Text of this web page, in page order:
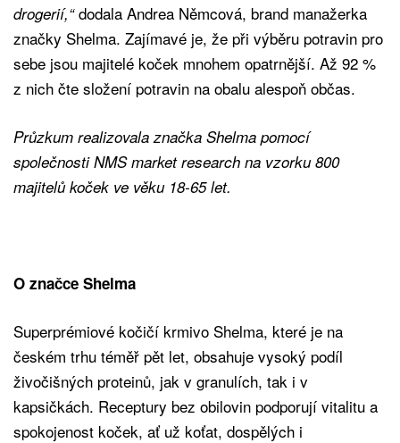
drogerií,“dodala Andrea Němcová, brand manažerka
značky Shelma. Zajímavé je, že při výběru potravin pro
sebe jsou majitelé koček mnohem opatrnější. Až 92 %
z nich čte složení potravin na obalu alespoň občas.
Průzkum realizovala značka Shelma pomocí
společnosti NMS market research na vzorku 800
majitelů koček ve věku 18-65 let.
O značce Shelma
Superprémiové kočičí krmivo Shelma, které je na
českém trhu téměř pět let, obsahuje vysoký podíl
živočišných proteinů, jak v granulích, tak i v
kapsičkách. Receptury bez obilovin podporují vitalitu a
spokojenost koček, ať už koťat, dospělých i